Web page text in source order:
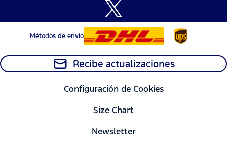
Métodos de envío
Recibe actualizaciones
Configuración de Cookies
Size Chart
Newsletter